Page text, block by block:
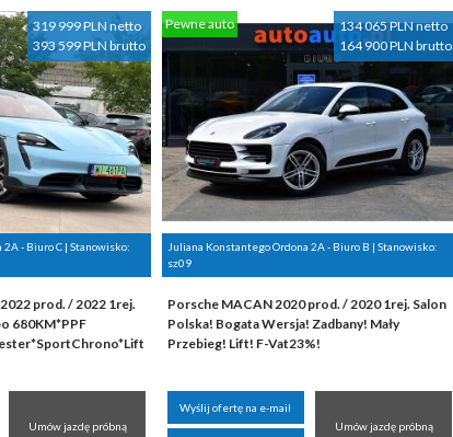
319 999 PLN netto
393 599 PLN brutto
- Biuro C | Stanowisko:
prod. / 2022 1rej.
680KM*PPF
Umów jazdę próbną
134 065 PLN netto
164 900 PLN brutto
Pewne auto
Juliana Konstantego Ordona 2A - Biuro B | Stanowisko:
sz09
Porsche MACAN 2020 prod. / 2020 1rej. Salon
Polska! Bogata Wersja! Zadbany! Mały
Przebieg! Lift! F-Vat23%!
Wyślij ofertę na e-mail
Umów jazdę próbną